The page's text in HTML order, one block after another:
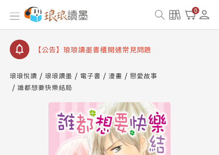
0
【公告】琅琅書店服務升級重要說明及資產合併結果
查詢
【公告】琅琅讀墨數位閱讀資產合併與書櫃開通申請
【公告】琅琅讀墨書櫃開通常見問題
請圖文教學
【公告】琅琅書店服務升級重要說明及資產合併結果
查詢
【公告】琅琅讀墨數位閱讀資產合併與書櫃開通申請
琅琅悅讀 琅琅讀墨 電子書 漫畫
戀愛故事
誰都想要快樂結局